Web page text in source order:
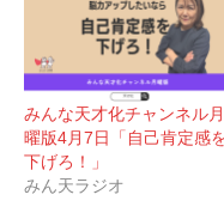
みんな天才化チャンネル月
曜版4月7日「自己肯定感
下げろ！」
みん天ラジオ